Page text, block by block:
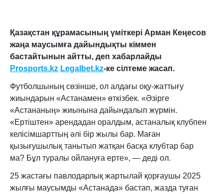
Қазақстан құрамасының үміткері Арман Кеңесов
жаңа маусымға дайындықты кіммен
бастайтынын айтты, деп хабарлайды
Prosports.kz Legalbet.kz-ке сілтеме жасап.
Футболшының сөзінше, ол алдағы оқу-жаттығу
жиындарын «Астанамен» өткізбек. «Әзірге
«Астананың» жиынына дайындалып жүрмін.
«Ертіштен» арендадан оралдым, астаналық клубпен
келісімшарттың әлі бір жылы бар. Маған
қызығушылық танытып жатқан басқа клубтар бар
ма? Бұл туралы ойлануға ерте», — деді ол.
25 жастағы павлодарлық жартылай қорғаушы 2025
жылғы маусымды «Астанада» бастап, жазда туған